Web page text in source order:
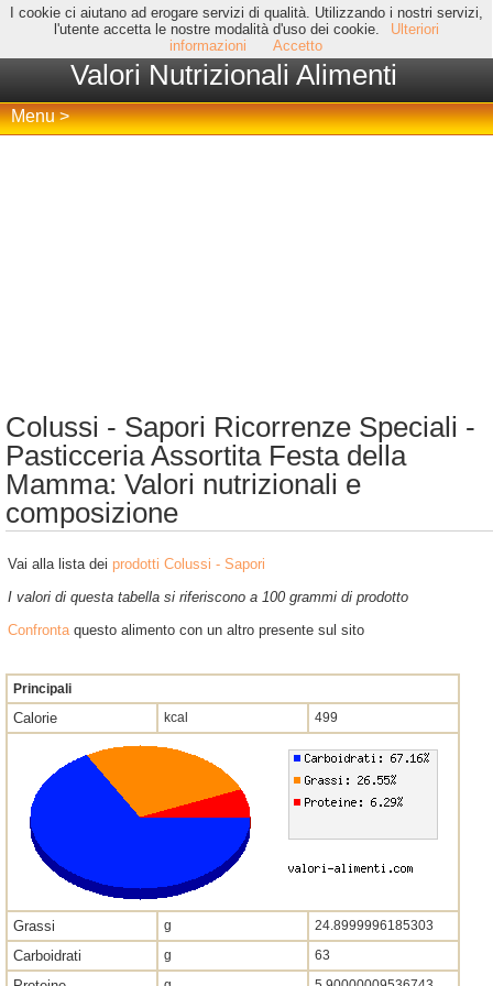
I cookie ci aiutano ad erogare servizi di qualità. Utilizzando i nostri servizi,
l'utente accetta le nostre modalità d'uso dei cookie.
Ulteriori
informazioni
Accetto
Valori Nutrizionali Alimenti
Menu >
Colussi - Sapori Ricorrenze Speciali -
Pasticceria Assortita Festa della
Mamma: Valori nutrizionali e
composizione
Vai alla lista dei prodotti Colussi - Sapori
I valori di questa tabella si riferiscono a 100 grammi di prodotto
Confrontaquesto alimento con un altro presente sul sito
Principali
Calorie kcal 499
Grassi g 24.8999996185303
Carboidrati g 63